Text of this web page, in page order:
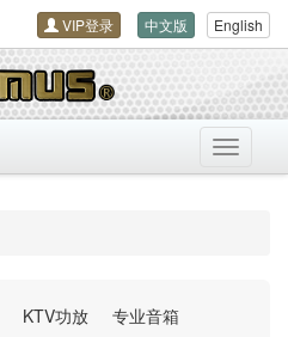
VIP登录 中文版 English
导
航
KTV功放
专业音箱